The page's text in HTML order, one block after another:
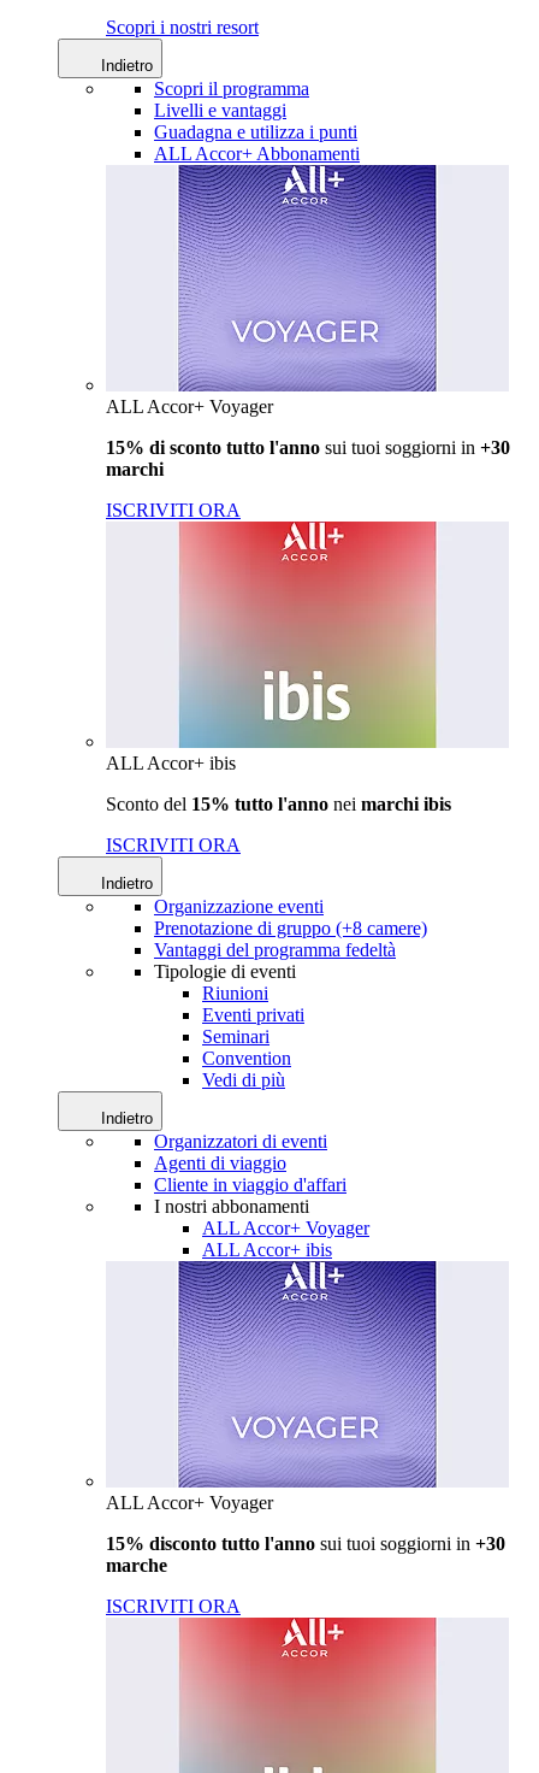
Scopri i nostri resort
Indietro
Scopri il programma
Livelli e vantaggi
Guadagna e utilizza i punti
ALL Accor+ Abbonamenti
ALL Accor+ Voyager
15% di sconto tutto l'anno sui tuoi soggiorni in +30
marchi
ISCRIVITI ORA
ALL Accor+ ibis
Sconto del 15% tutto l'anno nei marchi ibis
ISCRIVITI ORA
Indietro
Organizzazione eventi
Prenotazione di gruppo (+8 camere)
Vantaggi del programma fedeltà
Tipologie di eventi
Riunioni
Eventi privati
Seminari
Convention
Vedi di più
Indietro
Organizzatori di eventi
Agenti di viaggio
Cliente in viaggio d'affari
I nostri abbonamenti
ALL Accor+ Voyager
ALL Accor+ ibis
ALL Accor+ Voyager
15% disconto tutto l'anno sui tuoi soggiorni in +30
marche
ISCRIVITI ORA